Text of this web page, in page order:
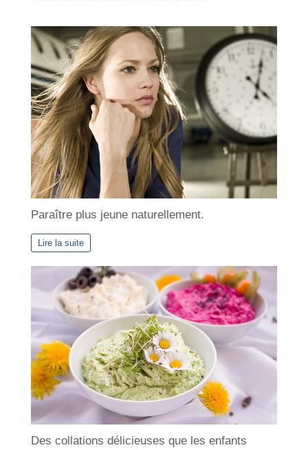
Paraître plus jeune naturellement.
Lire la suite
Des collations délicieuses que les enfants